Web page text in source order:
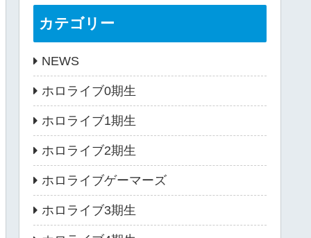
カテゴリー
NEWS
ホロライブ0期生
ホロライブ1期生
ホロライブ2期生
ホロライブゲーマーズ
ホロライブ3期生